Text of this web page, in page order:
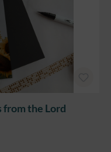
from the Lord